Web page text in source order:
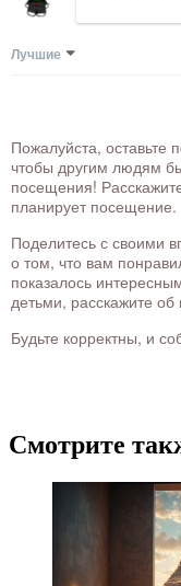
Лучшие
Пожалуйста, оставьте
чтобы другим людям
посещения!
планирует посещение.
Поделитесь с своими
о том, что вам
показалось
детьми, расскажите об
Будьте корректны, и
Смотрите